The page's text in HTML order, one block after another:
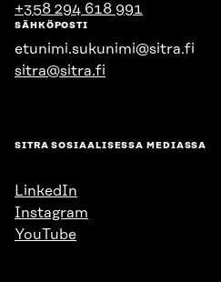
+358 294 618 991
SÄHKÖPOSTI
etunimi.sukunimi@sitra.fi
sitra@sitra.fi
SITRA SOSIAALISESSA MEDIASSA
LinkedIn
Instagram
YouTube